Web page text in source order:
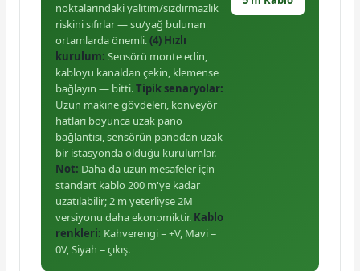
noktalarındaki yalıtım/sızdırmazlık
riskini sıfırlar — su/yağ bulunan
ortamlarda önemli.(4) Hızlı
kurulum: Sensörü monte edin,
kabloyu kanaldan çekin, klemense
bağlayın — bitti.Tipik senaryolar:
Uzun makine gövdeleri, konveyör
hatları boyunca uzak pano
bağlantısı, sensörün panodan uzak
bir istasyonda olduğu kurulumlar.
Not: Daha da uzun mesafeler için
standart kablo 200 m'ye kadar
uzatılabilir; 2 m yeterliyse 2M
versiyonu daha ekonomiktir. Kablo
renkleri: Kahverengi = +V, Mavi =
0V, Siyah = çıkış.